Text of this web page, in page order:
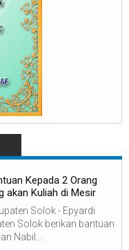
Kepada 2 Orang
akan Kuliah di Mesir
Solok - Epyardi
Solok berikan bantuan
Nabil...